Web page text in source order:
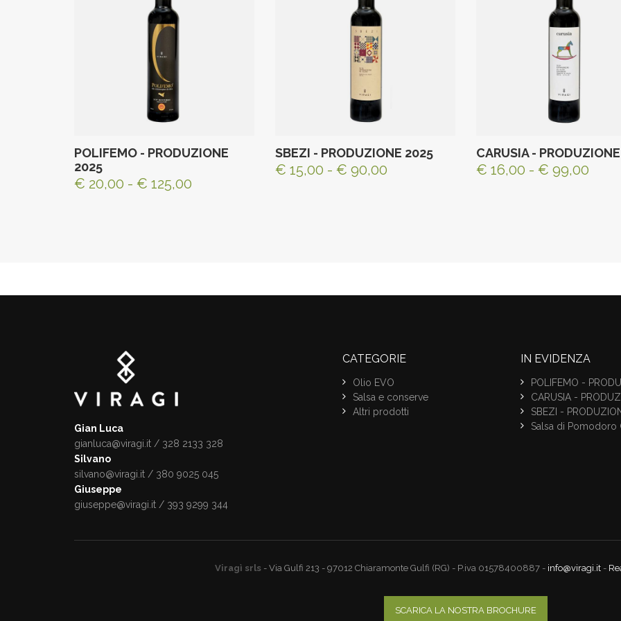
POLIFEMO - PRODUZIONE
2025
€ 20,00 - € 125,00
SBEZI - PRODUZIONE 2025
€ 15,00 - € 90,00
CARUSIA -
€ 16,00 - € 99,00
Gian Luca
gianluca@viragi.it / 328 2133 328
Silvano
silvano@viragi.it / 380 9025 045
Giuseppe
giuseppe@viragi.it / 393 9299 344
CATEGORIE
Olio EVO
Salsa e conserve
Altri prodotti
IN EVIDENZA
POLIFEMO -
CARUSIA -
SBEZI -
Salsa di Pomodoro
Viragì srls - Via Gulfi 213 - 97012 Chiaramonte Gulfi (RG) - P.iva 01578400887 - info@viragi.it -
SCARICA LA NOSTRA BROCHURE